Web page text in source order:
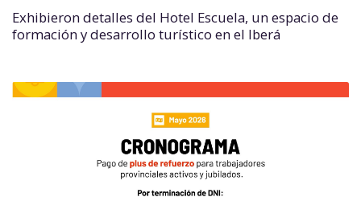
Exhibieron detalles del Hotel Escuela, un espacio de
formación y desarrollo turístico en el Iberá